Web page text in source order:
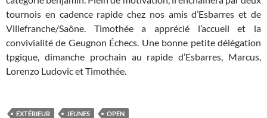
tournois en cadence rapide chez nos amis d’Esbarres et de
Villefranche/Saône. Timothée a apprécié l’accueil et la
convivialité de Geugnon Échecs. Une bonne petite délégation
tpgique, dimanche prochain au rapide d’Esbarres, Marcus,
Lorenzo Ludovic et Timothée.
EXTÉRIEUR JEUNES OPEN